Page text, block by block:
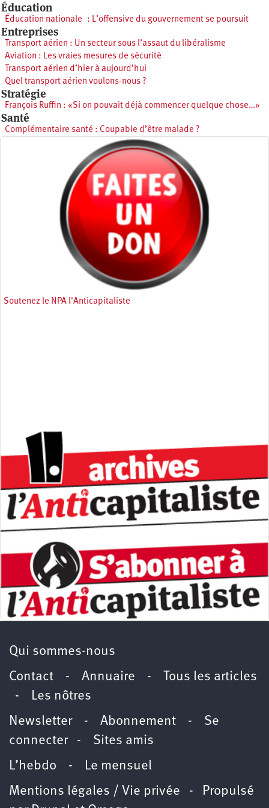
Éducation
Éducation nationale : L’offensive du gouvernement se poursuit
Entreprises
Transport aérien : Un secteur sous l’assaut du libéralisme
Aviation : Les vraies mesures de sécurité
Transport aérien d’hier à aujourd’hui
Quel transport aérien voulons-nous ?
Stratégie
François Ruffin : «Si on pouvait déjà commencer quelque chose…»
Santé
Complémentaire santé : Coupable d’être malade ?
Soutenez le NPA l'Anticapitaliste
Qui sommes-nous
Contact - Annuaire -
Tous les articles
- Les nôtres
Newsletter- Abonnement - Se
connecter- Sites amis
L’hebdo - Le mensuel
Mentions légales / Vie privée - Propulsé